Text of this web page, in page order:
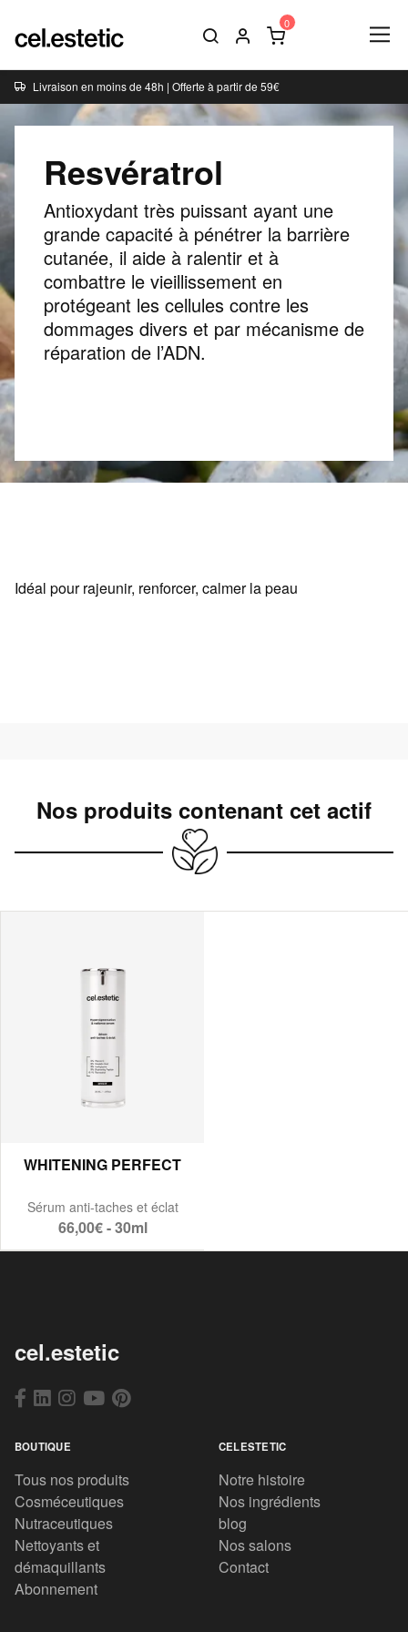
Livraison en moins de 48h | Offerte à partir de 59€
Resvératrol
Antioxydant très puissant ayant une
grande capacité à pénétrer la barrière
cutanée, il aide à ralentir et à
combattre le vieillissement en
protégeant les cellules contre les
dommages divers et par mécanisme de
réparation de l’ADN.
Idéal pour rajeunir, renforcer, calmer la peau
Nos produits contenant cet actif
WHITENING PERFECT
Sérum anti-taches et éclat
66,00€ - 30ml
cel.estetic
BOUTIQUE
Tous nos produits
Cosméceutiques
Nutraceutiques
Nettoyants et
démaquillants
Abonnement
CELESTETIC
Notre histoire
Nos ingrédients
blog
Nos salons
Contact